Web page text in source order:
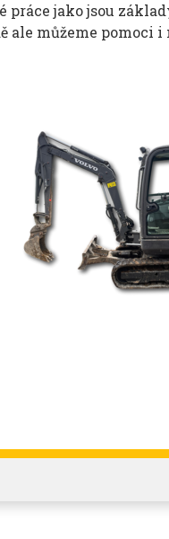
jako jsou
ale můžeme pomoci i